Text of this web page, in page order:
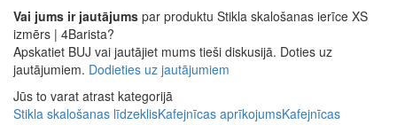
Vai jums ir jautājums par produktu Stikla skalošanas ierīce XS
izmērs | 4Barista?
Apskatiet BUJ vai jautājiet mums tieši diskusijā. Doties uz
jautājumiem. Dodieties uz jautājumiem
Jūs to varat atrast kategorijā
Stikla skalošanas līdzeklisKafejnīcas aprīkojumsKafejnīcas